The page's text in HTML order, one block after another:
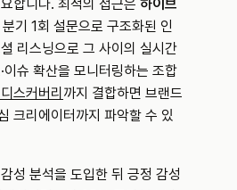
합니다. 최적의 접근은 하이브
기 1회 설문으로 구조화된 인
리스닝으로 그 사이의 실시간
이슈 확산을 모니터링하는 조합
스커버리 까지 결합하면 브랜드
크리에이터까지 파악할 수 있
성 분석을 도입한 뒤 긍정 감성